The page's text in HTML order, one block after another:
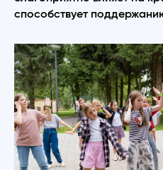
способствует